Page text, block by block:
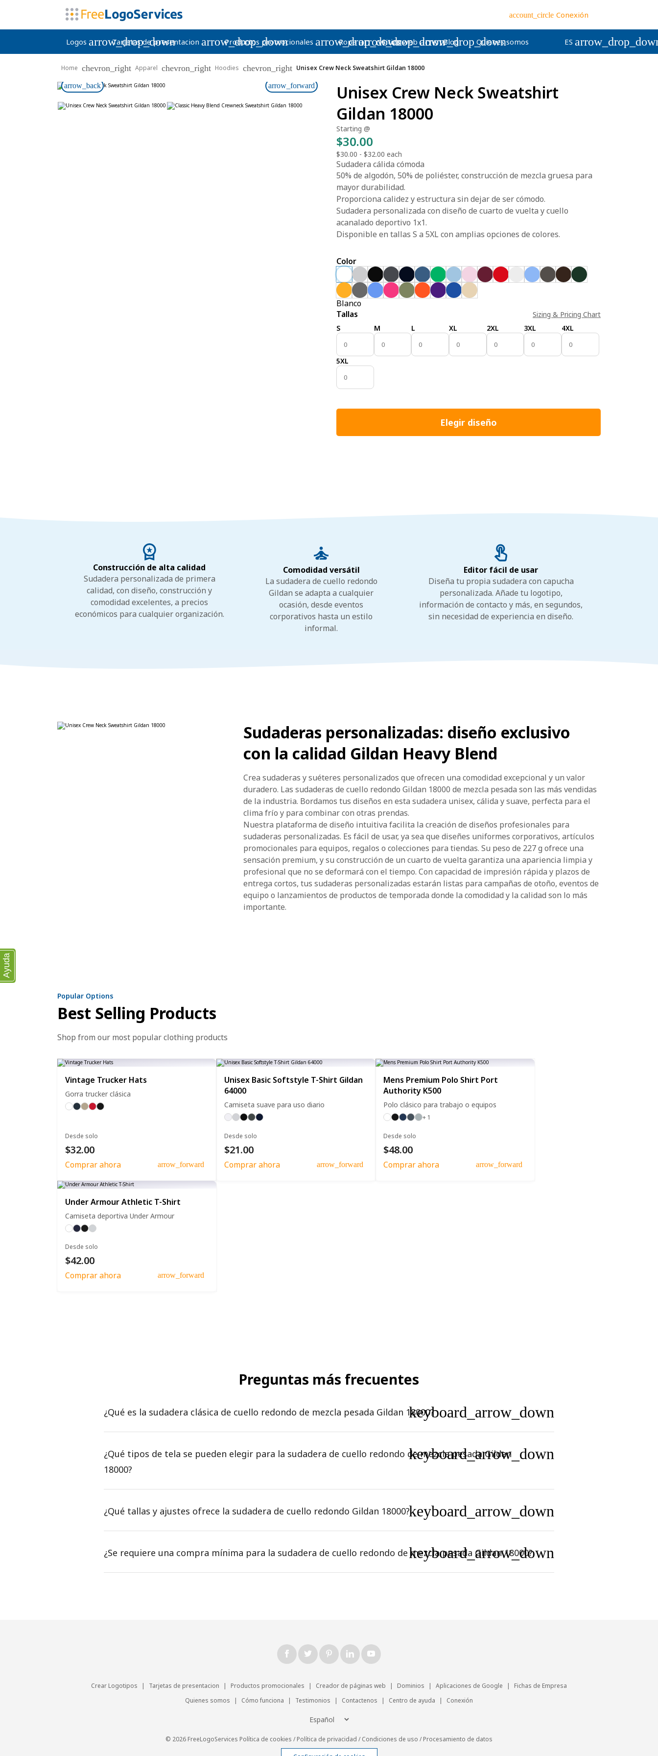
account_circle Conexión
Logos arrow_drop_down
Tarjetas de presentacion arrow_drop_down
Productos promocionales arrow_drop_down
Ropa arrow_drop_down
Sitios web arrow_drop_down
Blog Quienes somos ES
Home chevron_right Apparel chevron_right Hoodies chevron_right Unisex Crew Neck Sweatshirt Gildan 18000
arrow_back arrow_forward
Unisex Crew Neck Sweatshirt
Gildan 18000
Starting @
$30.00
$30.00 - $32.00 each
Sudadera cálida cómoda
50% de algodón, 50% de poliéster, construcción de mezcla gruesa para
mayor durabilidad.
Proporciona calidez y estructura sin dejar de ser cómodo.
Sudadera personalizada con diseño de cuarto de vuelta y cuello
acanalado deportivo 1x1.
Disponible en tallas S a 5XL con amplias opciones de colores.
Color
Blanco
Tallas
Sizing & Pricing Chart
S
M L XL 2XL 3XL 4XL
5XL
Elegir diseño
Construcción de alta calidad
Sudadera personalizada de primera
calidad, con diseño, construcción y
comodidad excelentes, a precios
económicos para cualquier organización.
Comodidad versátil
La sudadera de cuello redondo
Gildan se adapta a cualquier
ocasión, desde eventos
corporativos hasta un estilo
informal.
Editor fácil de usar
Diseña tu propia sudadera con capucha
personalizada. Añade tu logotipo,
información de contacto y más, en segundos,
sin necesidad de experiencia en diseño.
Sudaderas personalizadas: diseño exclusivo
con la calidad Gildan Heavy Blend
Crea sudaderas y suéteres personalizados que ofrecen una comodidad excepcional y un valor
duradero. Las sudaderas de cuello redondo Gildan 18000 de mezcla pesada son las más vendidas
de la industria. Bordamos tus diseños en esta sudadera unisex, cálida y suave, perfecta para el
clima frío y para combinar con otras prendas.
Nuestra plataforma de diseño intuitiva facilita la creación de diseños profesionales para
sudaderas personalizadas. Es fácil de usar, ya sea que diseñes uniformes corporativos, artículos
promocionales para equipos, regalos o colecciones para tiendas. Su peso de 227 g ofrece una
sensación premium, y su construcción de un cuarto de vuelta garantiza una apariencia limpia y
profesional que no se deformará con el tiempo. Con capacidad de impresión rápida y plazos de
entrega cortos, tus sudaderas personalizadas estarán listas para campañas de otoño, eventos de
equipo o lanzamientos de productos de temporada donde la comodidad y la calidad son lo más
importante.
Popular Options
Best Selling Products
Shop from our most popular clothing products
Vintage Trucker Hats
Gorra trucker clásica
Desde solo
$32.00
Comprar ahora arrow_forward
Unisex Basic Softstyle T-Shirt Gildan
64000
Camiseta suave para uso diario
Desde solo
$21.00
Comprar ahora arrow_forward
Mens Premium Polo Shirt Port
Authority K500
Polo clásico para trabajo o equipos
+ 1
Desde solo
$48.00
Comprar ahora arrow_forward
Under Armour Athletic T-Shirt
Camiseta deportiva Under Armour
Desde solo
$42.00
Comprar ahora arrow_forward
Preguntas más frecuentes
¿Qué es la sudadera clásica de cuello redondo de mezcla pesada Gildan 18000?keyboard_arrow_down
¿Qué tipos de tela se pueden elegir para la sudadera de cuello redondo de mezcla pesada Gildan
18000?
keyboard_arrow_down
¿Qué tallas y ajustes ofrece la sudadera de cuello redondo Gildan 18000?keyboard_arrow_down
¿Se requiere una compra mínima para la sudadera de cuello redondo de mezcla pesada Gildan 18000?
keyboard_arrow_down
Crear Logotipos | Tarjetas de presentacion | Productos promocionales | Creador de páginas web | Dominios | Aplicaciones de Google |
Fichas de Empresa
Quienes somos
| Cómo funciona | Testimonios | Contactenos | Centro de ayuda | Conexión
© 2026 FreeLogoServices Política de cookies /Política de privacidad /Condiciones de uso /Procesamiento de datos
Ayuda